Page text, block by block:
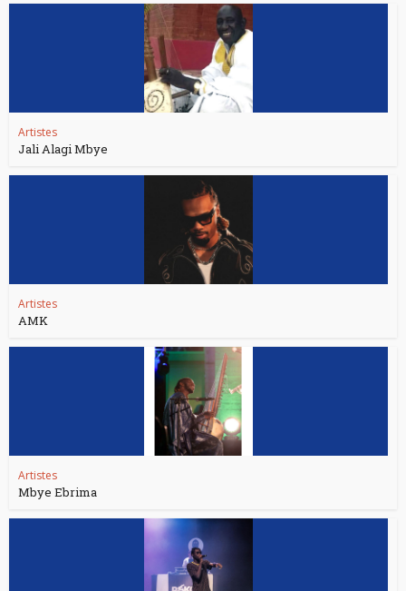
Artistes
Jali Alagi Mbye
Artistes
AMK
Artistes
Mbye Ebrima